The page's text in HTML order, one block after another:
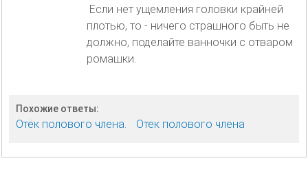
Если нет ущемления головки крайней
плотью, то - ничего страшного быть не
должно, поделайте ванночки с отваром
ромашки.
Похожие ответы:
Отёк полового члена. Отек полового члена